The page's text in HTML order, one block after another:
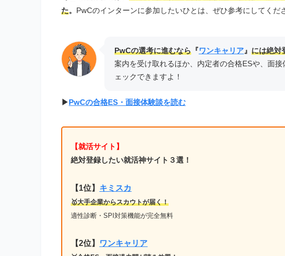
た。 PwCのインターンに参加したいひとは、ぜひ参考にしてくだ
PwCの選考に進むなら 『ワンキャリア 』 には絶対
案内を受け取れるほか、内定者の合格ESや、面
ェックできますよ！
▶︎PwCの合格ES・面接体験談を読む
【就活サイト】
絶対登録したい就活神サイト３選！
【1位】 キミスカ
🥇大手企業からスカウトが届く！
適性診断・SPI対策機能が完全無料
【2位】 ワンキャリア